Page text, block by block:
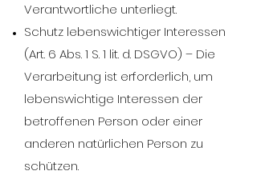
Verantwortliche unterliegt.
Schutz lebenswichtiger Interessen
(Art. 6 Abs. 1 S. 1 lit. d. DSGVO) – Die
Verarbeitung ist erforderlich, um
lebenswichtige Interessen der
betroffenen Person oder einer
anderen natürlichen Person zu
schützen.